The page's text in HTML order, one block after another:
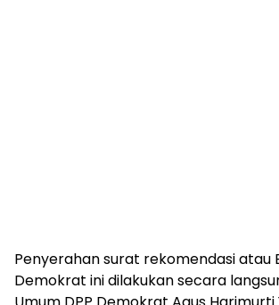
Penyerahan surat rekomendasi atau
Demokrat ini dilakukan secara